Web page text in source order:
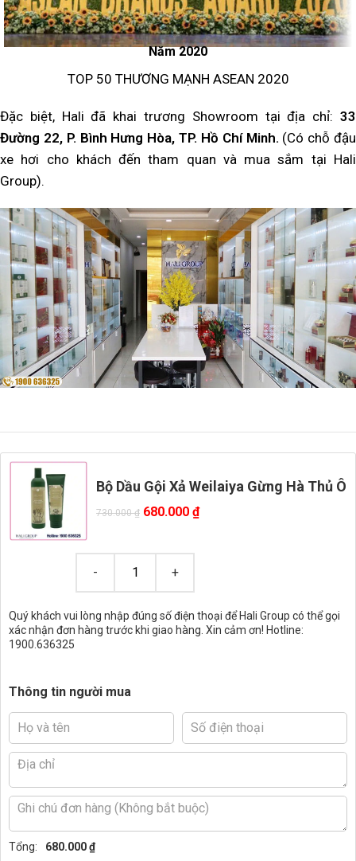
Năm 2020
TOP 50 THƯƠNG MẠNH ASEAN 2020
Đặc biệt, Hali đã khai trương Showroom tại địa chỉ: 33
Đường 22, P. Bình Hưng Hòa, TP. Hồ Chí Minh. (Có chỗ đậu
xe hơi cho khách đến tham quan và mua sắm tại Hali
Group).
Bộ Dầu Gội Xả Weilaiya Gừng Hà Thủ Ô
730.000₫ 680.000 ₫
Quý khách vui lòng nhập đúng số điện thoại để Hali Group có thể gọi
xác nhận đơn hàng trước khi giao hàng. Xin cảm ơn! Hotline:
1900.636325
Thông tin người mua
Tổng: 680.000 ₫